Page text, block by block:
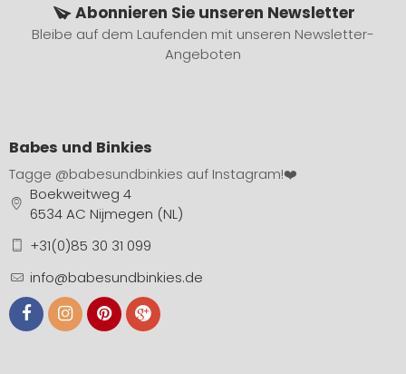
Abonnieren Sie unseren Newsletter
Bleibe auf dem Laufenden mit unseren Newsletter-
Angeboten
Babes und Binkies
Tagge @babesundbinkies auf Instagram!❤️
Boekweitweg 4
6534 AC Nijmegen (NL)
+31(0)85 30 31 099
info@babesundbinkies.de